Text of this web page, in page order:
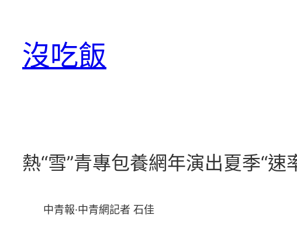
沒吃飯
熱“雪”青專包養網年演出夏季“速
中青報·中青網記者 石佳